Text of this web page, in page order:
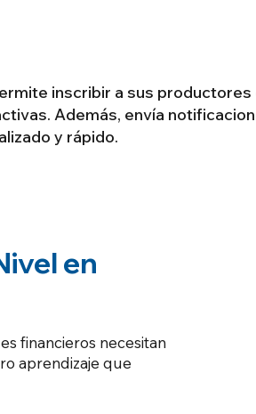
en
financieros necesitan
aprendizaje que
inscribir a sus
Además, envía
y rápido.